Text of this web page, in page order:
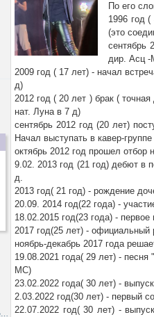
По его
1996 год
(это
сентябрь
дир. Асц -
2009 год ( 17 лет) - начал
д)
2012 год ( 20 лет ) брак (
нат. Луна в 7 д)
сентябрь 2012 год (20 лет)
Начал выступать в кавер-
октябрь 2012 год прошел
9.02. 2013 год (21 год) дебют в
д.
2013 год( 21 год) - рождение
20.09. 2014 год(22 года) -
18.02.2015 год(23 года) -
2017 год(25 лет) - официальный
ноябрь-декабрь 2017 года
19.08.2021 года( 29 лет) -
МС)
23.02.2022 года( 30 лет) -
2.03.2022 год(30 лет) - первый
22.07.2022 год( 30 лет) -